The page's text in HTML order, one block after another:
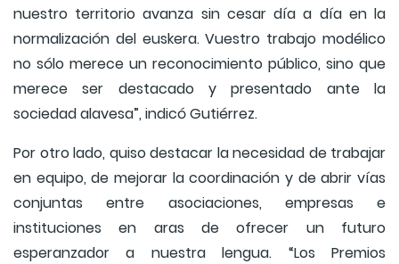
nuestro territorio avanza sin cesar día a día en la
normalización del euskera. Vuestro trabajo modélico
no sólo merece un reconocimiento público, sino que
merece ser destacado y presentado ante la
sociedad alavesa”, indicó Gutiérrez.
Por otro lado, quiso destacar la necesidad de trabajar
en equipo, de mejorar la coordinación y de abrir vías
conjuntas entre asociaciones, empresas e
instituciones en aras de ofrecer un futuro
esperanzador a nuestra lengua. “Los Premios